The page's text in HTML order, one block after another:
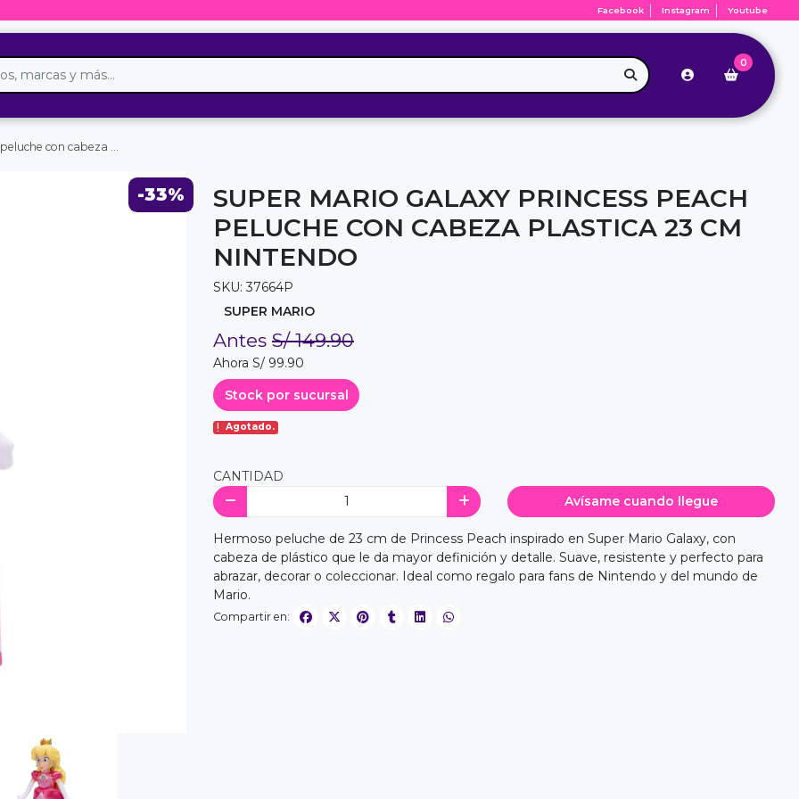
Facebook Instagram Youtube
0
plastica 23 cm nintendo
-33%
SUPER MARIO GALAXY PRINCESS PEACH
PELUCHE CON CABEZA PLASTICA 23 CM
NINTENDO
SKU: 37664P
SUPER MARIO
Antes S/ 149.90
Ahora S/ 99.90
Stock por sucursal
Agotado.
CANTIDAD
Avísame cuando llegue
Hermoso peluche de 23 cm de Princess Peach inspirado en Super Mario Galaxy, con
cabeza de plástico que le da mayor definición y detalle. Suave, resistente y perfecto para
abrazar, decorar o coleccionar. Ideal como regalo para fans de Nintendo y del mundo de
Mario.
Compartir en: